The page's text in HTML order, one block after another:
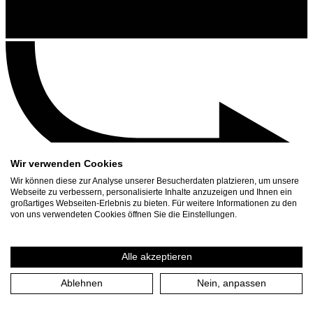
Kontakt
Presse Download
Wir verwenden Cookies
Wir können diese zur Analyse unserer Besucherdaten platzieren, um unsere
Webseite zu verbessern, personalisierte Inhalte anzuzeigen und Ihnen ein
großartiges Webseiten-Erlebnis zu bieten. Für weitere Informationen zu den
von uns verwendeten Cookies öffnen Sie die Einstellungen.
Alle akzeptieren
Ablehnen Nein, anpassen